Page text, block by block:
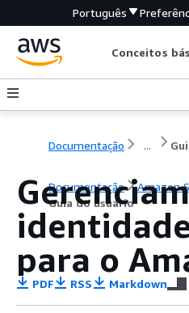
Português
Conceitos
Documentação ...
Documentação
Amazon
Guia do usuário
para o
PDF RSS Markdown